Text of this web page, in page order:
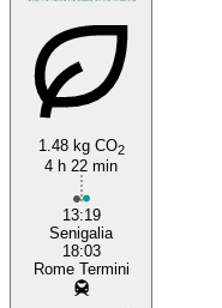
1.48 kg CO2
4 h 22 min
13:19
Senigalia
18:03
Rome Termini